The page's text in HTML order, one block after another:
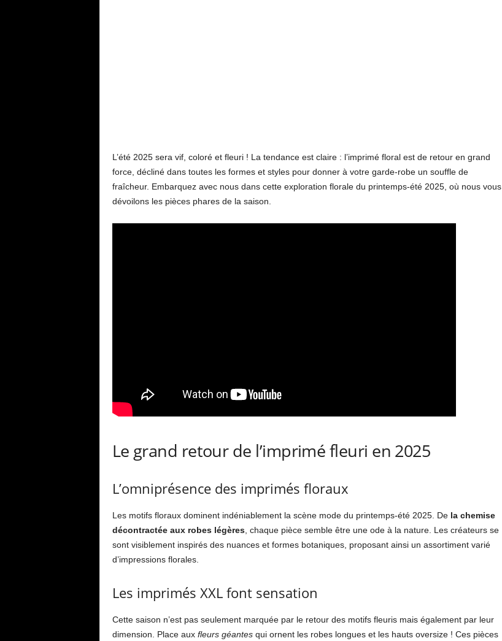
L’été 2025 sera vif, coloré et fleuri ! La tendance est claire : l’imprimé floral est de retour en grand
force, décliné dans toutes les formes et styles pour donner à votre garde-robe un souffle de
fraîcheur. Embarquez avec nous dans cette exploration florale du printemps-été 2025, où nous vous
dévoilons les pièces phares de la saison.
Le grand retour de l’imprimé fleuri en 2025
L’omniprésence des imprimés floraux
Les motifs floraux dominent indéniablement la scène mode du printemps-été 2025. De la chemise
décontractée aux robes légères, chaque pièce semble être une ode à la nature. Les créateurs se
sont visiblement inspirés des nuances et formes botaniques, proposant ainsi un assortiment varié
d’impressions florales.
Les imprimés XXL font sensation
Cette saison n’est pas seulement marquée par le retour des motifs fleuris mais également par leur
dimension. Place aux fleurs géantesqui ornent les robes longues et les hauts oversize ! Ces pièces